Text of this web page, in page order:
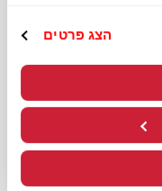
הצג פרטים
להזמנה